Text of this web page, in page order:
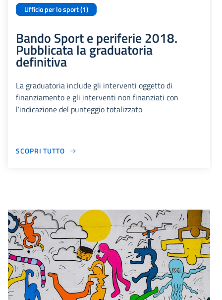
Ufficio per lo sport (1)
Bando Sport e periferie 2018.
Pubblicata la graduatoria
definitiva
La graduatoria include gli interventi oggetto di
finanziamento e gli interventi non finanziati con
l’indicazione del punteggio totalizzato
SCOPRI TUTTO